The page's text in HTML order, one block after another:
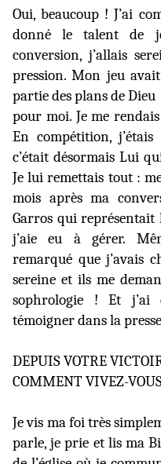
Oui, beaucoup ! J’ai
donné le talent de
conversion, j’allais
pression. Mon jeu
partie des plans de Dieu
pour moi. Je me
En compétition,
c’était désormais Lui
Je lui remettais tout :
mois après ma
Garros qui
j’aie eu à gérer.
remarqué que j’avais
sereine et ils me
sophrologie ! Et j’ai
témoigner dans la
DEPUIS VOTRE
COMMENT VIVEZ-
Je vis ma foi très
parle, je prie et lis ma